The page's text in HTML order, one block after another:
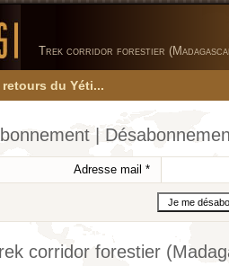
Trek corridor forestier
du Yéti...
|
Adresse mail *
corridor forestier